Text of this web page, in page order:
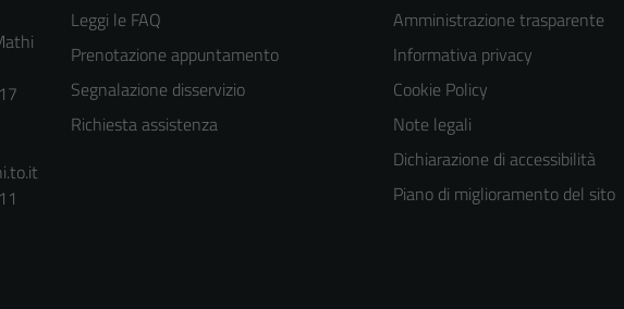
Leggi le FAQ
Prenotazione appuntamento
Segnalazione disservizio
Richiesta assistenza
Amministrazione trasparente
Informativa privacy
Cookie Policy
Note legali
Dichiarazione di accessibilità
Piano di miglioramento del sito